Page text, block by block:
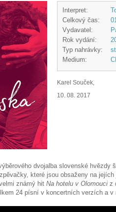
Interpret:
Celkový čas:
Vydavatel:
Rok vydání:
Typ nahrávky:
Medium:
Karel Souček,
10. 08. 2017
dvojalba slovenské hvězdy
které jsou obsaženy na
známý hit Na hotelu v Olomouci z
24 písní v koncertních verzích a v